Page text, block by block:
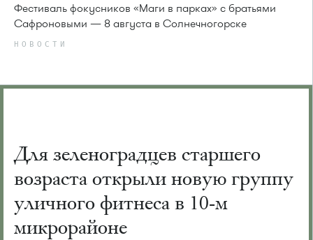
Фестиваль фокусников «Маги в парках» с братьями
Сафроновыми — 8 августа в Солнечногорске
НОВОСТИ
Для зеленоградцев старшего
возраста открыли новую группу
уличного фитнеса в 10-м
микрорайоне